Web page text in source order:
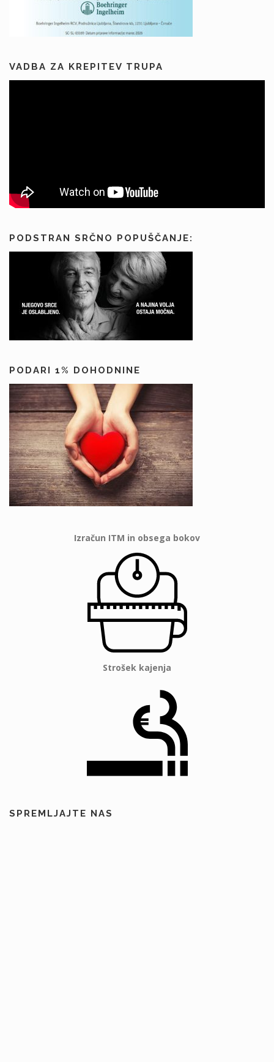
VADBA ZA KREPITEV TRUPA
PODSTRAN SRČNO POPUŠČANJE:
PODARI 1% DOHODNINE
Izračun ITM in obsega bokov
Strošek kajenja
SPREMLJAJTE NAS